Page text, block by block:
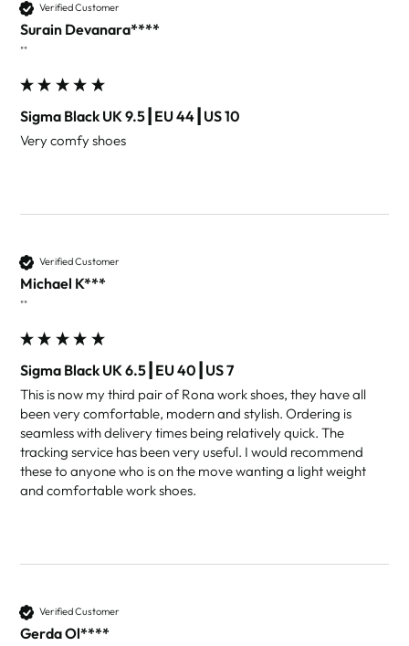
Verified Customer
Surain Devanara****
""
Sigma Black UK 9.5┃EU 44┃US 10
Very comfy shoes
Verified Customer
Michael K***
""
Sigma Black UK 6.5┃EU 40┃US 7
This is now my third pair of Rona work shoes, they have all
been very comfortable, modern and stylish. Ordering is
seamless with delivery times being relatively quick. The
tracking service has been very useful. I would recommend
these to anyone who is on the move wanting a light weight
and comfortable work shoes.
Verified Customer
Gerda Ol****